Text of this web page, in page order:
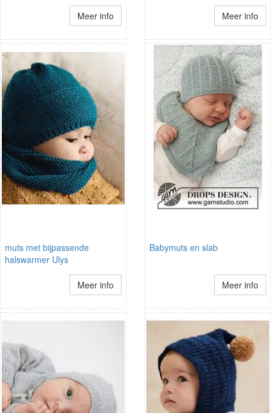
Meer info Meer info
muts met bijpassende
halswarmer Ulys
Meer info
Babymuts en slab
Meer info